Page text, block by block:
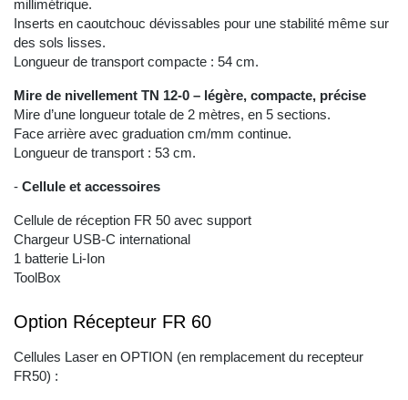
millimétrique.
Inserts en caoutchouc dévissables pour une stabilité même sur
des sols lisses.
Longueur de transport compacte : 54 cm.
Mire de nivellement TN 12-0 – légère, compacte, précise
Mire d’une longueur totale de 2 mètres, en 5 sections.
Face arrière avec graduation cm/mm continue.
Longueur de transport : 53 cm.
- Cellule et accessoires
Cellule de réception FR 50 avec support
Chargeur USB-C international
1 batterie Li-Ion
ToolBox
Option Récepteur FR 60
Cellules Laser en OPTION (en remplacement du recepteur
FR50) :